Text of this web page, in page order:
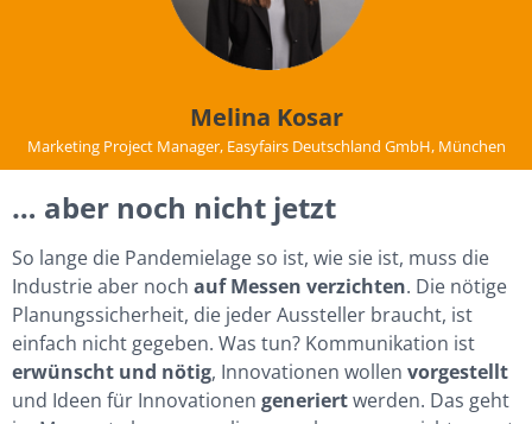
Melina Kosar
Marketing Project Manager, Easyfairs Deutschland GmbH, München
… aber noch nicht jetzt
So lange die Pandemielage so ist, wie sie ist, muss die
Industrie aber noch auf Messen verzichten. Die nötige
Planungssicherheit, die jeder Aussteller braucht, ist
einfach nicht gegeben. Was tun? Kommunikation ist
erwünscht und nötig, Innovationen wollen vorgestellt
und Ideen für Innovationen generiertwerden. Das geht